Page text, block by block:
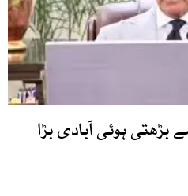
ہوئی آبادی بڑا